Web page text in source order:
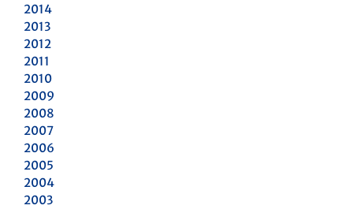
2014
2013
2012
2011
2010
2009
2008
2007
2006
2005
2004
2003